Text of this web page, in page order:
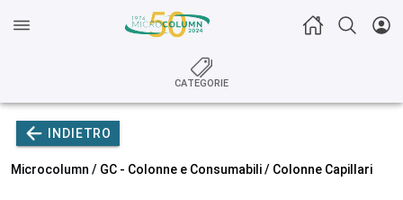
CATEGORIE
INDIETRO
Microcolumn / GC - Colonne e Consumabili/ Colonne Capillari